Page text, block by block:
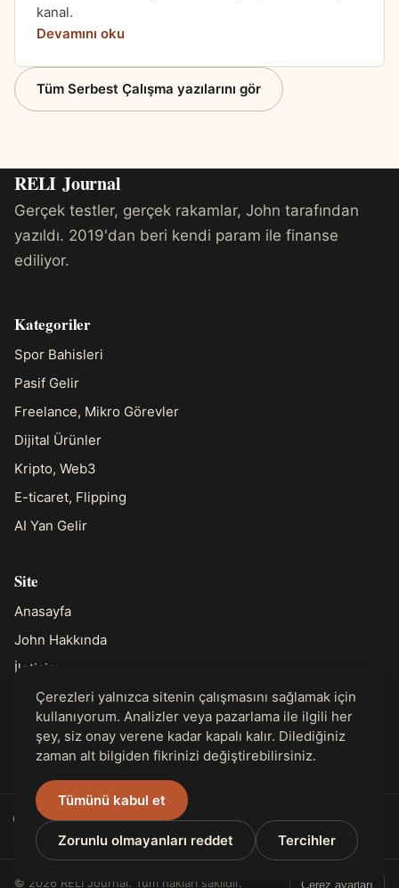
kanal.
Devamını oku
Tüm Serbest Çalışma yazılarını gör
RELI Journal
Gerçek testler, gerçek rakamlar, John tarafından
yazıldı. 2019'dan beri kendi param ile finanse
ediliyor.
Kategoriler
Spor Bahisleri
Pasif Gelir
Freelance, Mikro Görevler
Dijital Ürünler
Kripto, Web3
E-ticaret, Flipping
AI Yan Gelir
Site
Anasayfa
John Hakkında
İletişim
Yasal
Gizlilik
🌐 31 dilde mevcut
© 2026 RELI Journal. Tüm hakları saklıdır. Çerez ayarları
Çerezleri yalnızca sitenin çalışmasını sağlamak için
kullanıyorum. Analizler veya pazarlama ile ilgili her
şey, siz onay verene kadar kapalı kalır. Dilediğiniz
zaman alt bilgiden fikrinizi değiştirebilirsiniz.
Tümünü kabul et
Zorunlu olmayanları reddet Tercihler